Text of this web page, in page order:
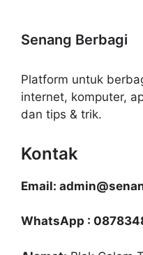
Senang Berbagi
Platform untuk
internet, komputer,
dan tips & trik.
Kontak
Email:
WhatsApp :